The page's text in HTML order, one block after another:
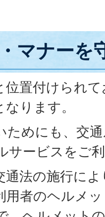
マナーを
位置付けられ
なります。
ためにも、交
サービスをご
通法の施行に
用者のヘルメ